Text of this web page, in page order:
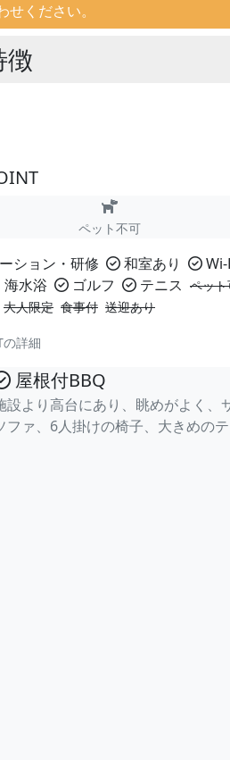
ください。
徴
ペット不可
ション・研修 和室あり Wi-
水浴 ゴルフ テニス ペッ
大人限定 食事付 送迎あり
の詳細
屋根付BBQ
設より高台にあり、眺めがよく、
ファ、6人掛けの椅子、大きめの